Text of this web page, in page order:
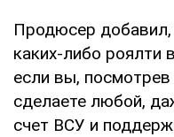
Продюсер
каких-либо роялти
если вы,
сделаете любой,
счет ВСУ и